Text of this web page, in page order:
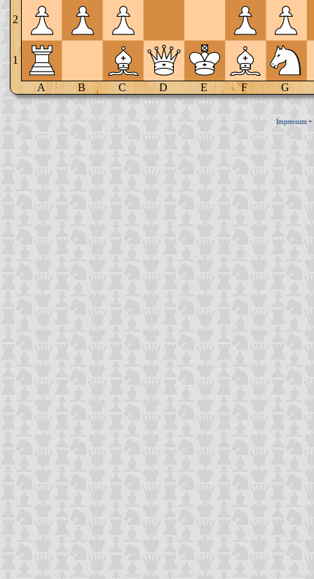
2
1
A B C D E F G
Impressum •